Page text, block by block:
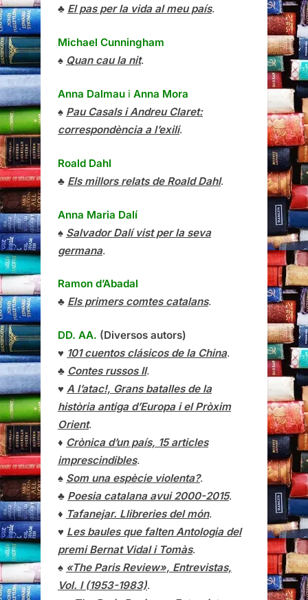
♣ El pas per la vida al meu país.
Michael Cunningham
♠ Quan cau la nit.
Anna Dalmau i Anna Mora
♠ Pau Casals i Andreu Claret:
correspondència a l’exili.
Roald Dahl
♣ Els millors relats de Roald Dahl.
Anna Maria Dalí
♠ Salvador Dalí vist per la seva
germana.
Ramon d’Abadal
♣ Els primers comtes catalans.
DD. AA. (Diversos autors)
♥ 101 cuentos clásicos de la China.
♣ Contes russos II.
♥ A l’atac!, Grans batalles de la
història antiga d’Europa i el Pròxim
Orient.
♦ Crònica d’un país, 15 articles
imprescindibles.
♠ Som una espècie violenta?.
♣ Poesia catalana avui 2000-2015.
♦ Tafanejar. Llibreries del món.
♥ Les baules que falten Antologia del
premi Bernat Vidal i Tomàs.
♠ «The Paris Review», Entrevistas,
Vol. I (1953-1983).